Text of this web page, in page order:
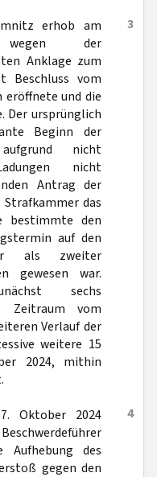
3
erhob am
der
Anklage zum
Beschluss vom
eröffnete und die
Der ursprünglich
Beginn der
nicht
nicht
Antrag der
das
bestimmte den
auf den
als zweiter
gewesen war.
sechs
Zeitraum vom
Verlauf der
weitere 15
2024, mithin
4
Oktober 2024
Aufhebung des
gegen den